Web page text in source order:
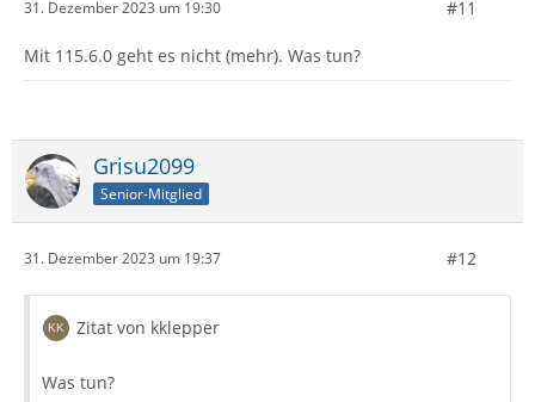
31. Dezember 2023 um 19:30 #11
Mit 115.6.0 geht es nicht (mehr). Was tun?
Grisu2099
Senior-Mitglied
31. Dezember 2023 um 19:37 #12
Zitat von kklepper
Was tun?